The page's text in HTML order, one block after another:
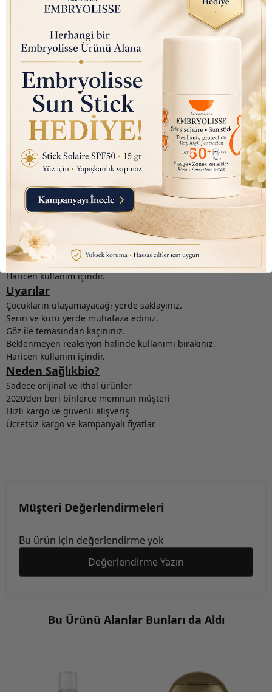
Set içerisinde yer alan ürünler saç, vücut ve koltuk altı
Pratik yapısı sayesinde günlük kullanım ve hediye alternatifi
olarak uygundur.
Kozmetik üründür. Hastalıkların önlenmesi veya tedavisi
amacıyla kullanılmaz.
Ne İşe Yarar?
Vücudun nazikçe temizlenmesine yardımcı olur.
Saçların temiz ve bakımlı hissedilmesini destekler.
Ferah ve kalıcı koku hissi oluşmasına katkı sağlar.
Kişisel bakım rutinini pratik hale getirmeye yardımcı olur.
Günlük kullanımda temiz ve konforlu his sunar.
Nasıl Kullanılır?
Vücut yıkama jelini duş sırasında ıslak cilde uygulayıp
durulayınız.
2'si 1 arada şampuanı ıslak saçlara uygulayıp köpürterek
durulayınız.
Deodorantı temiz koltuk altlarına uygulayınız.
İhtiyaç duyduğunuzda vücut spreyini ferahlık amacıyla
kullanabilirsiniz.
Haricen kullanım içindir.
Uyarılar
Çocukların ulaşamayacağı yerde saklayınız.
Serin ve kuru yerde muhafaza ediniz.
Göz ile temasından kaçınınız.
Beklenmeyen reaksiyon halinde kullanımı bırakınız.
Haricen kullanım içindir.
Neden Sağlıkbio?
Sadece orijinal ve ithal ürünler
2020’den beri binlerce memnun müşteri
Hızlı kargo ve güvenli alışveriş
Ücretsiz kargo ve kampanyalı fiyatlar
Müşteri Değerlendirmeleri
Bu ürün için değerlendirme yok
Değerlendirme Yazın
Bu Ürünü Alanlar Bunları da Aldı